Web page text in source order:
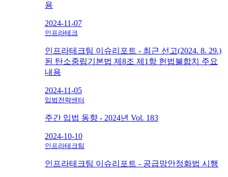
용
2024-11-07
인프라테크
인프라테크팀 이슈리포트 - 최근 선고(2024. 8. 29.)
된 탄소중립기본법 제8조 제1항 헌법불합치 주요
내용
2024-11-05
입법전략센터
주간 입법 동향 - 2024년 Vol. 183
2024-10-10
인프라테크팀
인프라테크팀 이슈리포트 - 공급망안정화법 시행